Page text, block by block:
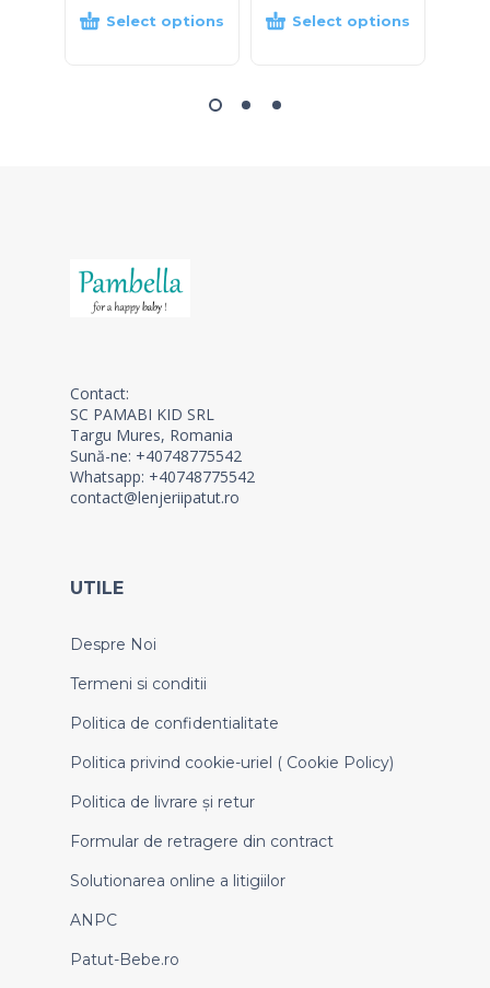
Select options Select options
Contact:
SC PAMABI KID SRL
Targu Mures, Romania
Sună-ne: +40748775542
Whatsapp: +40748775542
contact@lenjeriipatut.ro
UTILE
Despre Noi
Termeni si conditii
Politica de confidentialitate
Politica privind cookie-uriel ( Cookie Policy)
Politica de livrare și retur
Formular de retragere din contract
Solutionarea online a litigiilor
ANPC
Patut-Bebe.ro